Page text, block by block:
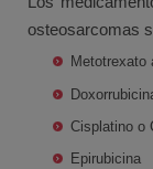
osteosarcomas
Metotrexato
Cisplatino o
Epirubicina